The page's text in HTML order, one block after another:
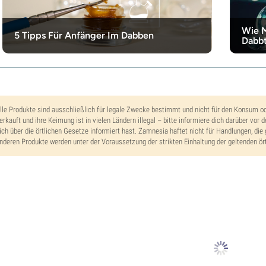
5 Tipps Für Anfänger Im Dabben
Wie
Produkte sind ausschließlich für legale Zwecke bestimmt und nicht für den Konsum
und ihre Keimung ist in vielen Ländern illegal – bitte informiere dich darüber vor
über die örtlichen Gesetze informiert hast. Zamnesia haftet nicht für Handlungen, die
Produkte werden unter der Voraussetzung der strikten Einhaltung der geltenden